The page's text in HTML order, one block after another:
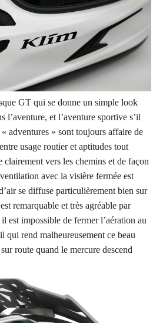
GT qui se donne un simple look
l’aventure, et l’aventure sportive s’il
adventures » sont toujours affaire de
usage routier et aptitudes tout
vers les chemins et de façon
avec la visière fermée est
se diffuse particulièrement bien sur
remarquable et très agréable par
est impossible de fermer l’aération au
qui rend malheureusement ce beau
route quand le mercure descend